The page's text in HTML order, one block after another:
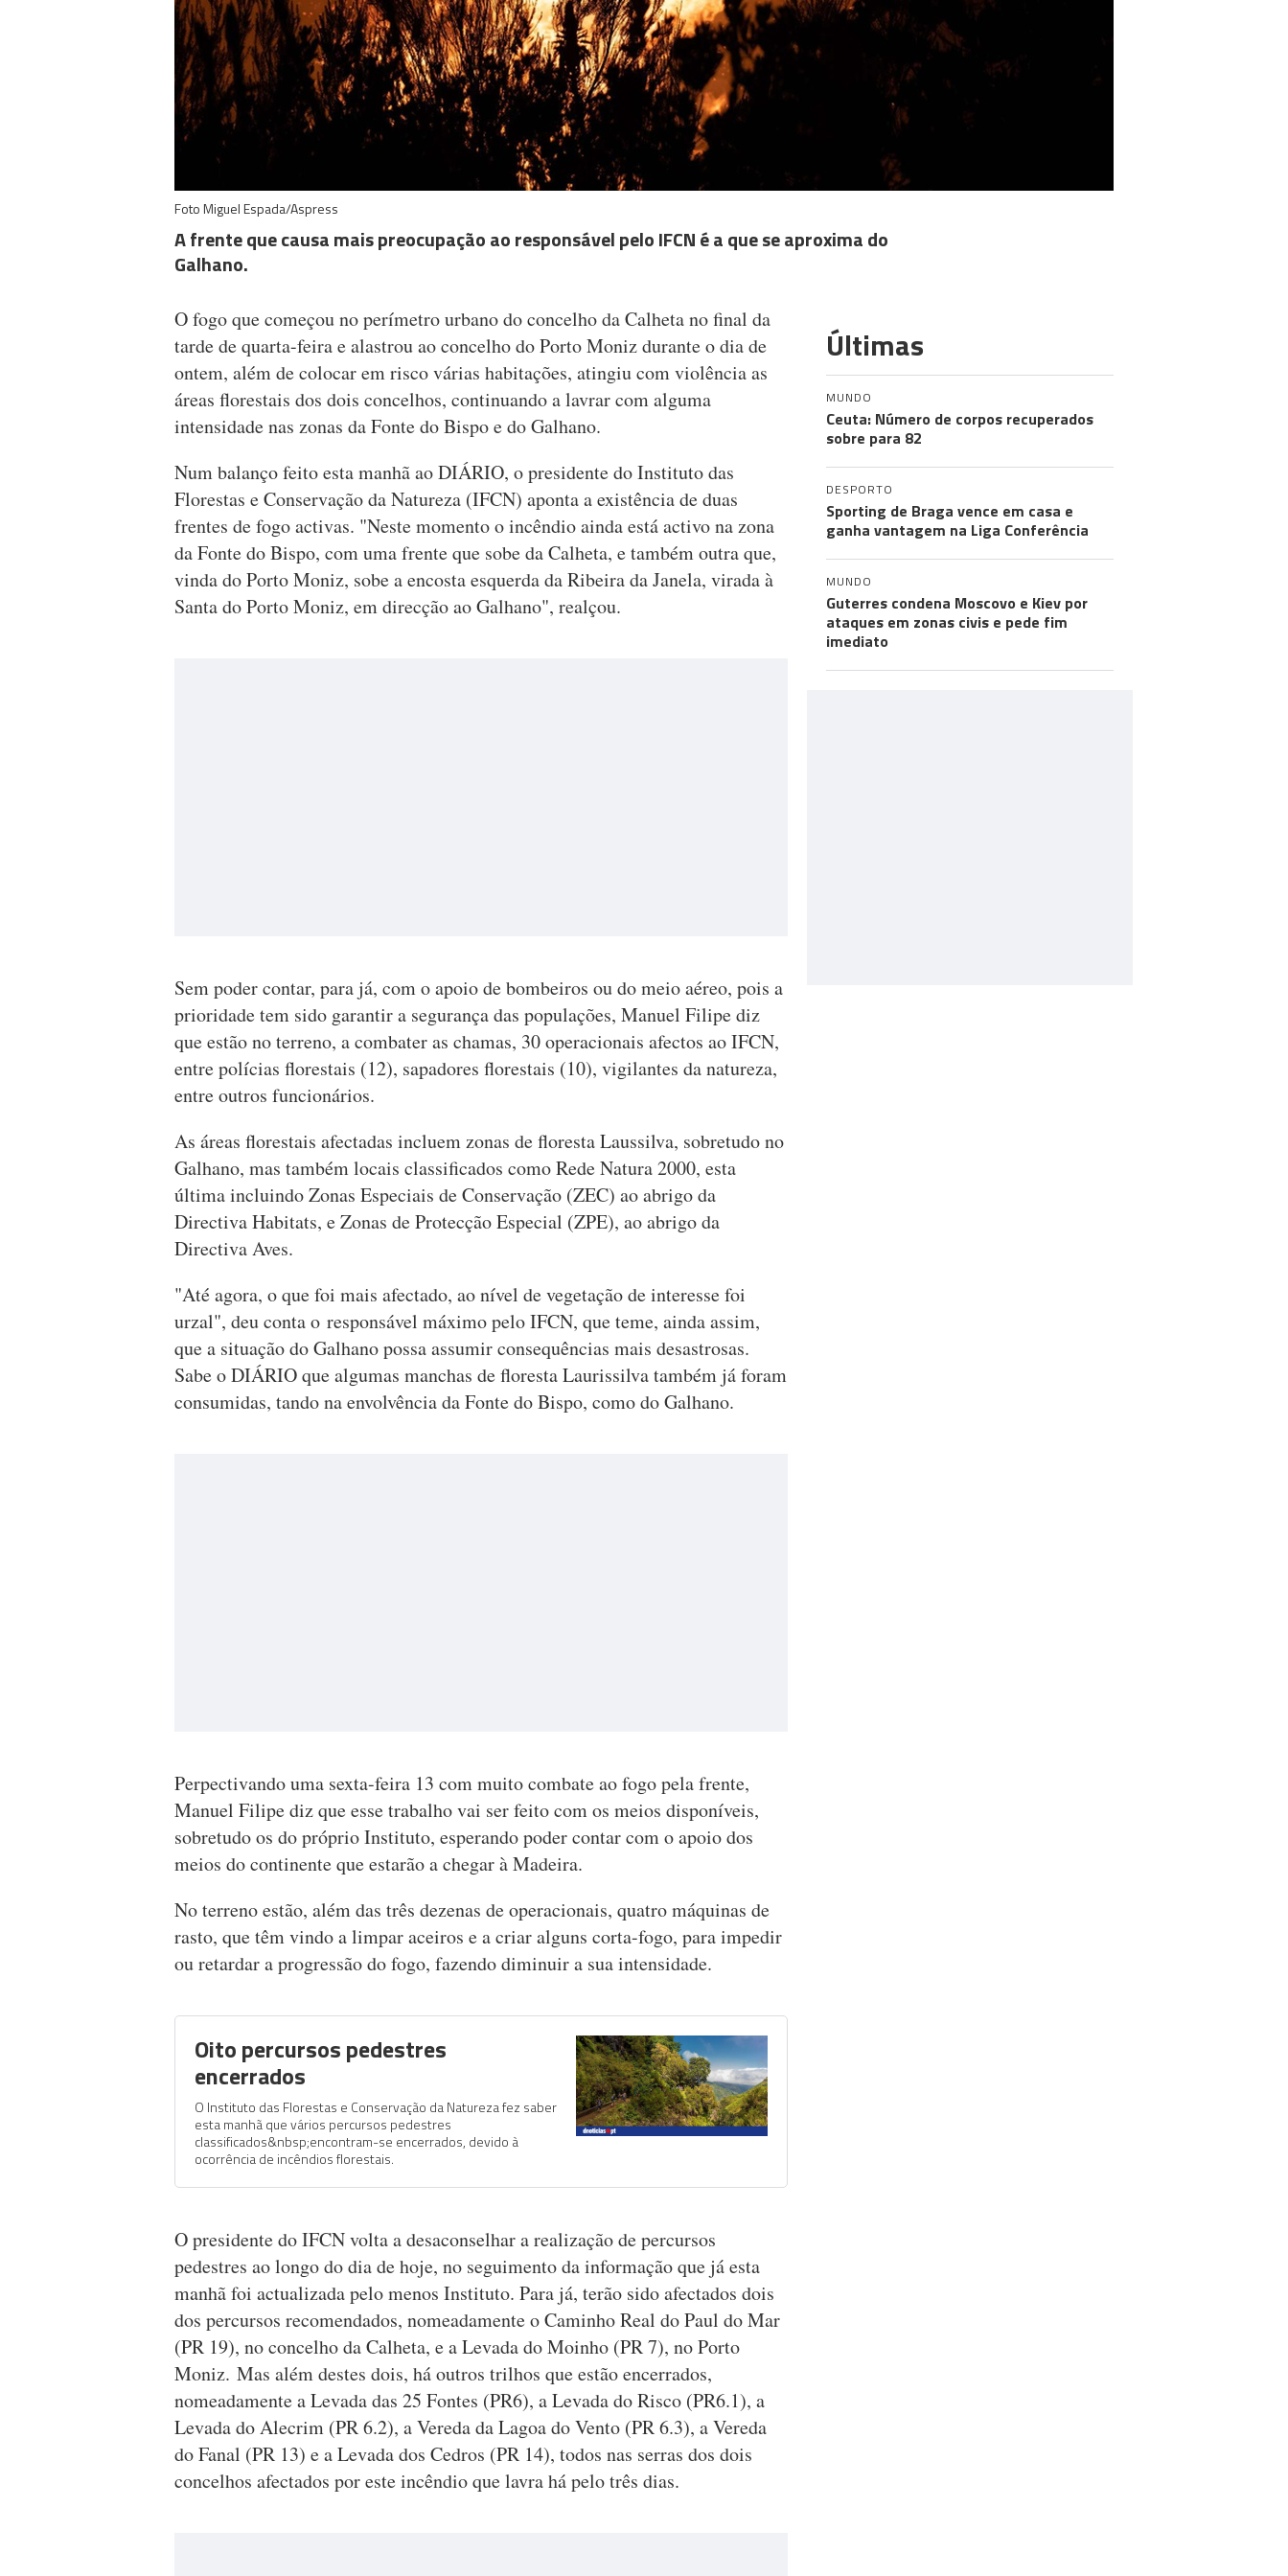
Foto Miguel Espada/Aspress
A frente que causa mais preocupação ao responsável pelo IFCN é a que se aproxima do
Galhano.
O fogo que começou no perímetro urbano do concelho da Calheta no final da
tarde de quarta-feira e alastrou ao concelho do Porto Moniz durante o dia de
ontem, além de colocar em risco várias habitações, atingiu com violência as
áreas florestais dos dois concelhos, continuando a lavrar com alguma
intensidade nas zonas da Fonte do Bispo e do Galhano.
Num balanço feito esta manhã ao DIÁRIO, o presidente do Instituto das
Florestas e Conservação da Natureza (IFCN) aponta a existência de duas
frentes de fogo activas. "Neste momento o incêndio ainda está activo na zona
da Fonte do Bispo, com uma frente que sobe da Calheta, e também outra que,
vinda do Porto Moniz, sobe a encosta esquerda da Ribeira da Janela, virada à
Santa do Porto Moniz, em direcção ao Galhano", realçou.
Sem poder contar, para já, com o apoio de bombeiros ou do meio aéreo, pois a
prioridade tem sido garantir a segurança das populações, Manuel Filipe diz
que estão no terreno, a combater as chamas, 30 operacionais afectos ao IFCN,
entre polícias florestais (12), sapadores florestais (10), vigilantes da natureza,
entre outros funcionários.
As áreas florestais afectadas incluem zonas de floresta Laussilva, sobretudo no
Galhano, mas também locais classificados como Rede Natura 2000, esta
última incluindo Zonas Especiais de Conservação (ZEC) ao abrigo da
Directiva Habitats, e Zonas de Protecção Especial (ZPE), ao abrigo da
Directiva Aves.
"Até agora, o que foi mais afectado, ao nível de vegetação de interesse foi
urzal", deu conta o responsável máximo pelo IFCN, que teme, ainda assim,
que a situação do Galhano possa assumir consequências mais desastrosas.
Sabe o DIÁRIO que algumas manchas de floresta Laurissilva também já foram
consumidas, tando na envolvência da Fonte do Bispo, como do Galhano.
Perpectivando uma sexta-feira 13 com muito combate ao fogo pela frente,
Manuel Filipe diz que esse trabalho vai ser feito com os meios disponíveis,
sobretudo os do próprio Instituto, esperando poder contar com o apoio dos
meios do continente que estarão a chegar à Madeira.
No terreno estão, além das três dezenas de operacionais, quatro máquinas de
rasto, que têm vindo a limpar aceiros e a criar alguns corta-fogo, para impedir
ou retardar a progressão do fogo, fazendo diminuir a sua intensidade.
Oito percursos pedestres
encerrados
O Instituto das Florestas e Conservação da Natureza fez saber
esta manhã que vários percursos pedestres
classificados&nbsp;encontram-se encerrados, devido à
ocorrência de incêndios florestais.
O presidente do IFCN volta a desaconselhar a realização de percursos
pedestres ao longo do dia de hoje, no seguimento da informação que já esta
manhã foi actualizada pelo menos Instituto. Para já, terão sido afectados dois
dos percursos recomendados, nomeadamente o Caminho Real do Paul do Mar
(PR 19), no concelho da Calheta, e a Levada do Moinho (PR 7), no Porto
Moniz. Mas além destes dois, há outros trilhos que estão encerrados,
nomeadamente a Levada das 25 Fontes (PR6), a Levada do Risco (PR6.1), a
Levada do Alecrim (PR 6.2), a Vereda da Lagoa do Vento (PR 6.3), a Vereda
do Fanal (PR 13) e a Levada dos Cedros (PR 14), todos nas serras dos dois
concelhos afectados por este incêndio que lavra há pelo três dias.
Últimas
MUNDO
Ceuta: Número de corpos recuperados
sobre para 82
DESPORTO
Sporting de Braga vence em casa e
ganha vantagem na Liga Conferência
MUNDO
Guterres condena Moscovo e Kiev por
ataques em zonas civis e pede fim
imediato